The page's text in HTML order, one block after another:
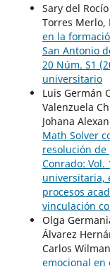
Sary del
Torres Merlo,
en la
San Antonio
20 Núm. S1
universitario
Luis Germán
Valenzuela
Johana
Math Solver
resolución
Conrado: Vol.
universitaria,
procesos
vinculación
Olga
Álvarez
Carlos
emocional en